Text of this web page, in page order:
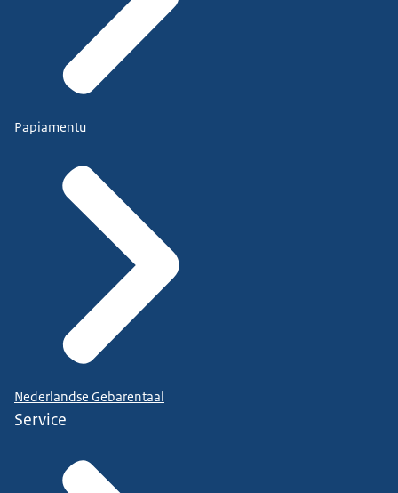
Papiamentu
Nederlandse Gebarentaal
Service